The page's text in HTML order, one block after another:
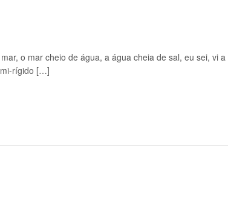
o mar cheio de água, a água cheia de sal, eu sei, vi a
rígido […]